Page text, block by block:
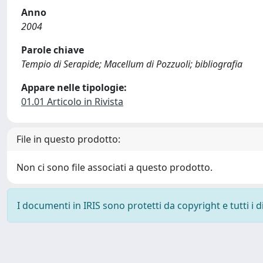
Anno
2004
Parole chiave
Tempio di Serapide; Macellum di Pozzuoli; bibliografia
Appare nelle tipologie:
01.01 Articolo in Rivista
File in questo prodotto:
Non ci sono file associati a questo prodotto.
I documenti in IRIS sono protetti da copyright e tutti i